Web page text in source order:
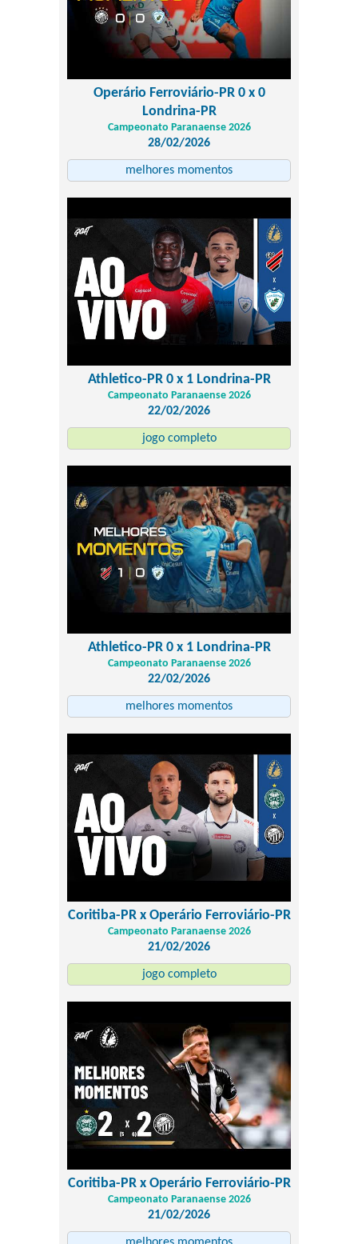
Operário Ferroviário-PR 0 x 0
Londrina-PR
Campeonato Paranaense 2026
28/02/2026
melhores momentos
Athletico-PR 0 x 1 Londrina-PR
Campeonato Paranaense 2026
22/02/2026
jogo completo
Athletico-PR 0 x 1 Londrina-PR
Campeonato Paranaense 2026
22/02/2026
melhores momentos
Coritiba-PR x Operário Ferroviário-PR
Campeonato Paranaense 2026
21/02/2026
jogo completo
Coritiba-PR x Operário Ferroviário-PR
Campeonato Paranaense 2026
21/02/2026